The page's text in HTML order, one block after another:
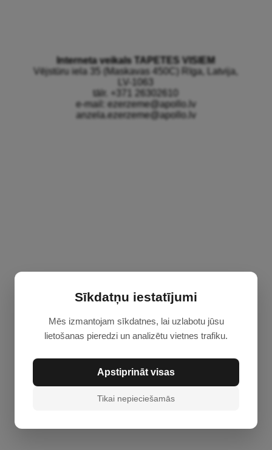
Sīkdatņu iestatījumi
Mēs izmantojam sīkdatnes, lai uzlabotu jūsu
lietošanas pieredzi un analizētu vietnes trafiku.
Apstiprināt visas
Tikai nepieciešamās
Interneta veikals TAPETES VISIEM
Vējstūru iela 35 (Maskavas 450C) Rīga, Latvija,
LV-1063
tālr. +371 26302610
e-mail: ezerzeme@apollo.lv
anzela.ezerzeme@apollo.lv
Veikals TAPETES VISIEM
Stadiona 2, Daugavpils, LV-5401
tālr. / fakss+371 65429115
ilona.ezerzeme@apollo.lv
I - V: 9.00 - 18.00
VII: brīvdiena